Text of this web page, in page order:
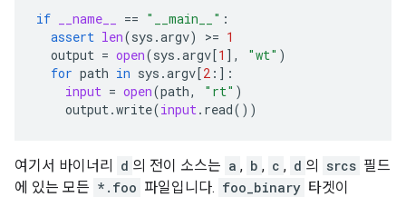
if __name__ == "__main__" :
assert len(sys .argv) >= 1
output = open(sys .argv[1 ], "wt" )
for path in sys .argv[2 :]:
input = open(path, "rt" )
output.write(input. read())
여기서 바이너리 d 의 전이 소스는 a , b , c , d 의 srcs 필드
에 있는 모든 *.foo 파일입니다. foo_binary 타겟이